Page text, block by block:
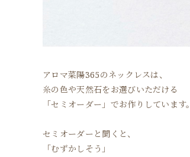
アロマ菜陽365のネックレスは、
糸の色や天然石をお選びいただける
「セミオーダー」でお作りしています。
セミオーダーと聞くと、
「むずかしそう」